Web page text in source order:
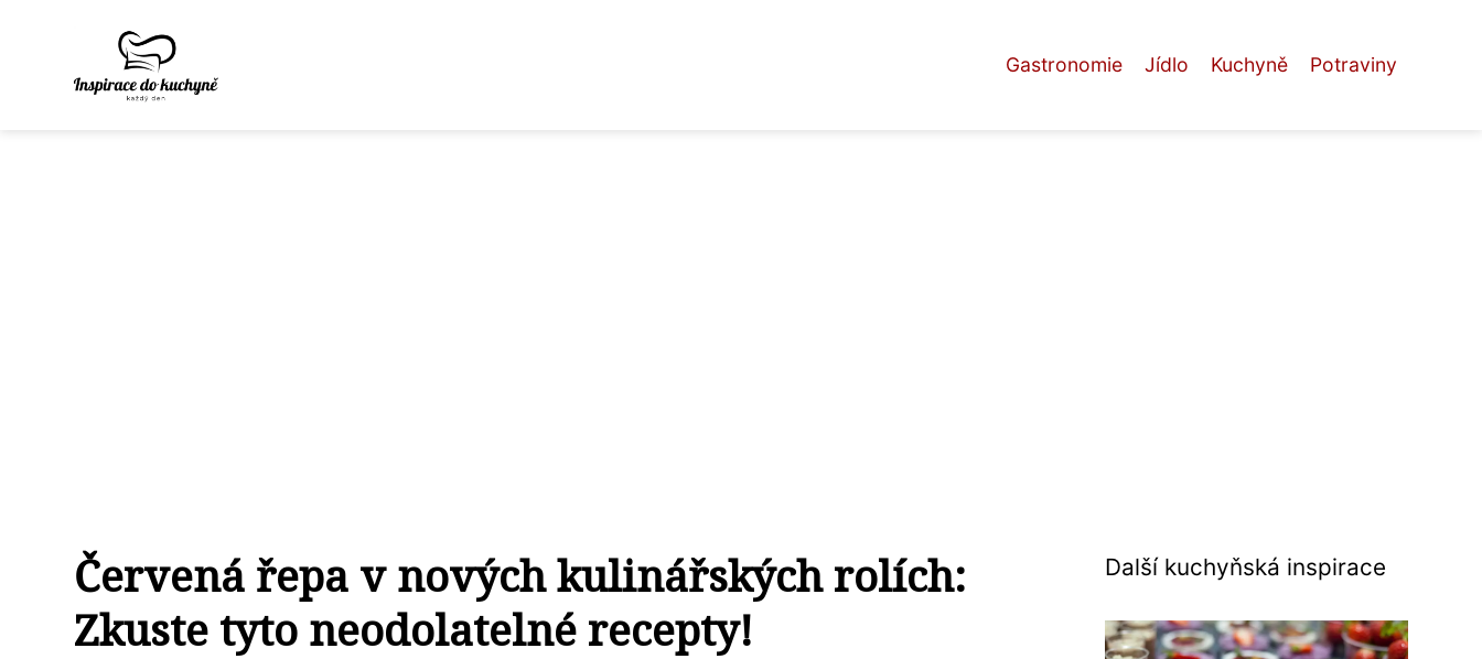
Gastronomie Jídlo Kuchyně Potraviny
Červená řepa v nových kulinářských rolích:
Zkuste tyto neodolatelné recepty!
Další kuchyňská inspirace